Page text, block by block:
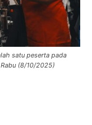
satu peserta pada
(8/10/2025)